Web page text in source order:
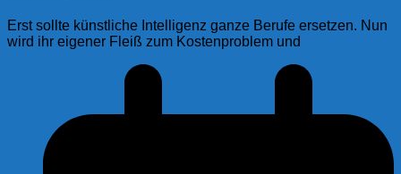
Erst sollte künstliche Intelligenz ganze Berufe ersetzen. Nun
wird ihr eigener Fleiß zum Kostenproblem und